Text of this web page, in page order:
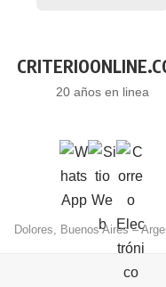
20 años en linea
Dolores, Buenos Aires –